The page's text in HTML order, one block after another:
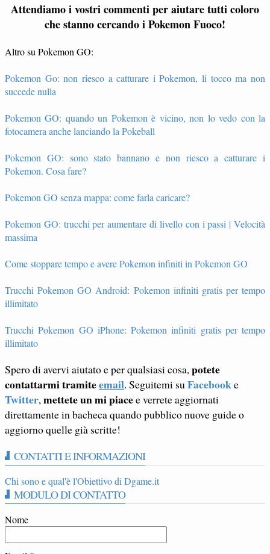
Attendiamo i vostri commenti per aiutare tutti coloro
che stanno cercando i Pokemon Fuoco!
Altro su Pokemon GO:
Pokemon Go: non riesco a catturare i Pokemon, li tocco ma non
succede nulla
Pokemon GO: quando un Pokemon è vicino, non lo vedo con la
fotocamera anche lanciando la Pokeball
Pokemon GO: sono stato bannano e non riesco a catturare i
Pokemon. Cosa fare?
Pokemon GO senza mappa: come farla caricare?
Pokemon GO: trucchi per aumentare di livello con i passi | Velocità
massima
Come stoppare tempo e avere Pokemon infiniti in Pokemon GO
Trucchi Pokemon GO Android: Pokemon infiniti gratis per tempo
illimitato
Trucchi Pokemon GO iPhone: Pokemon infiniti gratis per tempo
illimitato
Spero di avervi aiutato e per qualsiasi cosa, potete
contattarmi tramiteemail. Seguitemi su Facebooke
Twitter, mettete un mi piacee verrete aggiornati
direttamente in bacheca quando pubblico nuove guide o
aggiorno quelle già scritte!
CONTATTI E INFORMAZIONI
Chi sono e qual'è l'Obiettivo di Dgame.it
MODULO DI CONTATTO
Nome